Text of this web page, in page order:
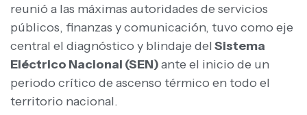
reunió a las máximas autoridades de servicios
públicos, finanzas y comunicación, tuvo como eje
central el diagnóstico y blindaje delSistema
Eléctrico Nacional (SEN)ante el inicio de un
periodo crítico de ascenso térmico en todo el
territorio nacional.